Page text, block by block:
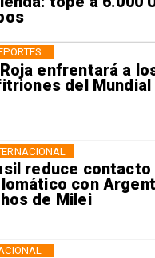
Roja enfrentará a
del Mundial
reduce contacto
con
de Milei